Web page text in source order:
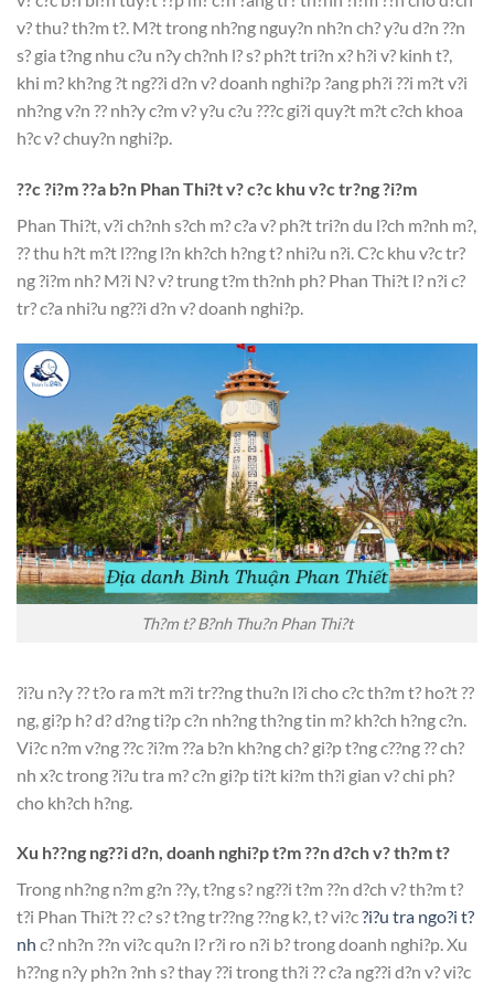
v? thu? th?m t?. M?t trong nh?ng nguy?n nh?n ch? y?u d?n ??n
s? gia t?ng nhu c?u n?y ch?nh l? s? ph?t tri?n x? h?i v? kinh t?,
khi m? kh?ng ?t ng??i d?n v? doanh nghi?p ?ang ph?i ??i m?t v?i
nh?ng v?n ?? nh?y c?m v? y?u c?u ???c gi?i quy?t m?t c?ch khoa
h?c v? chuy?n nghi?p.
??c ?i?m ??a b?n Phan Thi?t v? c?c khu v?c tr?ng ?i?m
Phan Thi?t, v?i ch?nh s?ch m? c?a v? ph?t tri?n du l?ch m?nh m?,
?? thu h?t m?t l??ng l?n kh?ch h?ng t? nhi?u n?i. C?c khu v?c tr?
ng ?i?m nh? M?i N? v? trung t?m th?nh ph? Phan Thi?t l? n?i c?
tr? c?a nhi?u ng??i d?n v? doanh nghi?p.
Th?m t? B?nh Thu?n Phan Thi?t
?i?u n?y ?? t?o ra m?t m?i tr??ng thu?n l?i cho c?c th?m t? ho?t ??
ng, gi?p h? d? d?ng ti?p c?n nh?ng th?ng tin m? kh?ch h?ng c?n.
Vi?c n?m v?ng ??c ?i?m ??a b?n kh?ng ch? gi?p t?ng c??ng ?? ch?
nh x?c trong ?i?u tra m? c?n gi?p ti?t ki?m th?i gian v? chi ph?
cho kh?ch h?ng.
Xu h??ng ng??i d?n, doanh nghi?p t?m ??n d?ch v? th?m t?
Trong nh?ng n?m g?n ??y, t?ng s? ng??i t?m ??n d?ch v? th?m t?
t?i Phan Thi?t ?? c? s? t?ng tr??ng ??ng k?, t? vi?c?i?u tra ngo?i t?
nh c? nh?n ??n vi?c qu?n l? r?i ro n?i b? trong doanh nghi?p. Xu
h??ng n?y ph?n ?nh s? thay ??i trong th?i ?? c?a ng??i d?n v? vi?c